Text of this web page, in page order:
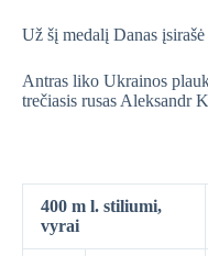
Už šį medalį Danas
Antras liko Ukrainos
trečiasis rusas Aleksandr
400 m l. stiliumi,
vyrai